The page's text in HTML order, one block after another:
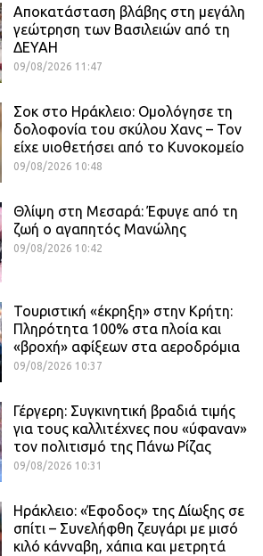
Αποκατάσταση βλάβης στη μεγάλη
γεώτρηση των Βασιλειών από τη
ΔΕΥΑΗ
09/08/2026 11:47
Σοκ στο Ηράκλειο: Ομολόγησε τη
δολοφονία του σκύλου Χανς – Τον
είχε υιοθετήσει από το Κυνοκομείο
09/08/2026 10:48
Θλίψη στη Μεσαρά: Έφυγε από τη
ζωή ο αγαπητός Μανώλης
09/08/2026 10:42
Τουριστική «έκρηξη» στην Κρήτη:
Πληρότητα 100% στα πλοία και
«βροχή» αφίξεων στα αεροδρόμια
09/08/2026 10:37
Γέργερη: Συγκινητική βραδιά τιμής
για τους καλλιτέχνες που «ύφαναν»
τον πολιτισμό της Πάνω Ρίζας
09/08/2026 10:31
Ηράκλειο: «Έφοδος» της Δίωξης σε
σπίτι – Συνελήφθη ζευγάρι με μισό
κιλό κάνναβη, χάπια και μετρητά